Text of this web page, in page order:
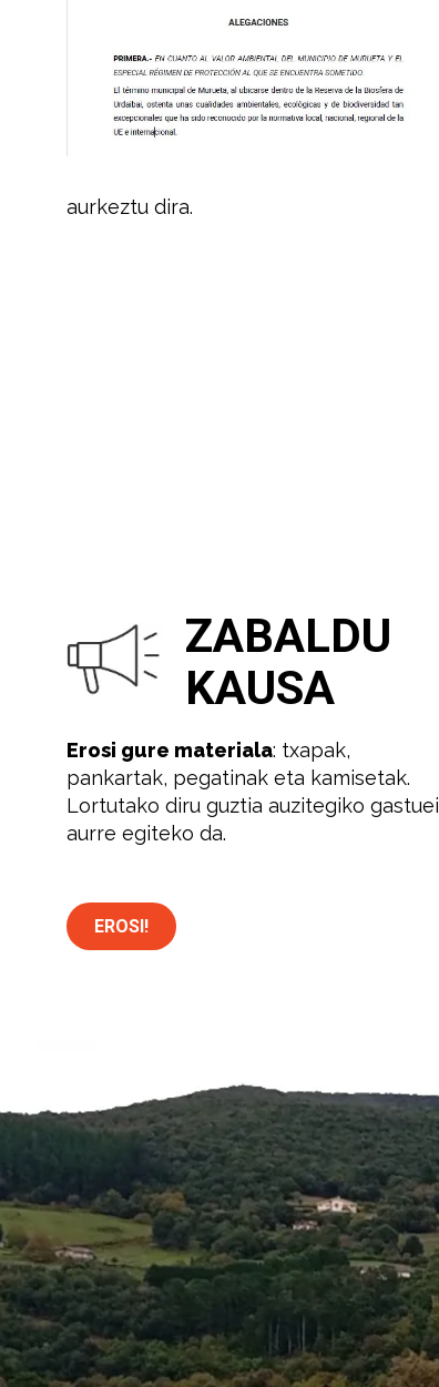
aurkeztu dira.
ZABALDU
KAUSA
Erosi gure materiala: txapak,
pankartak, pegatinak eta kamisetak.
Lortutako diru guztia auzitegiko gastuei
aurre egiteko da.
EROSI!